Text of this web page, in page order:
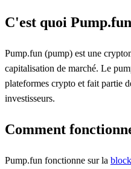
C'est quoi
Pump.fun (pump) est une
capitalisation de marché. Le
plateformes crypto et fait partie
investisseurs.
Comment
Pump.fun fonctionne sur la